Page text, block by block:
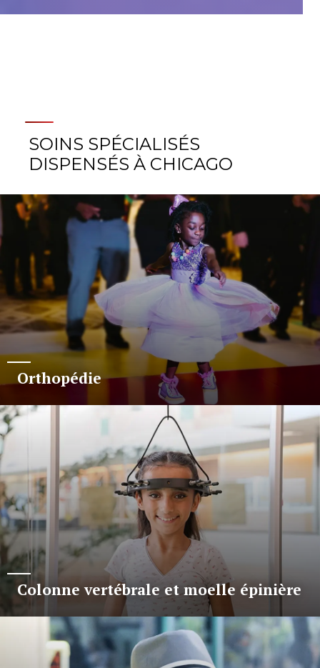
SOINS SPÉCIALISÉS
DISPENSÉS À CHICAGO
Orthopédie
Colonne vertébrale et moelle épinière